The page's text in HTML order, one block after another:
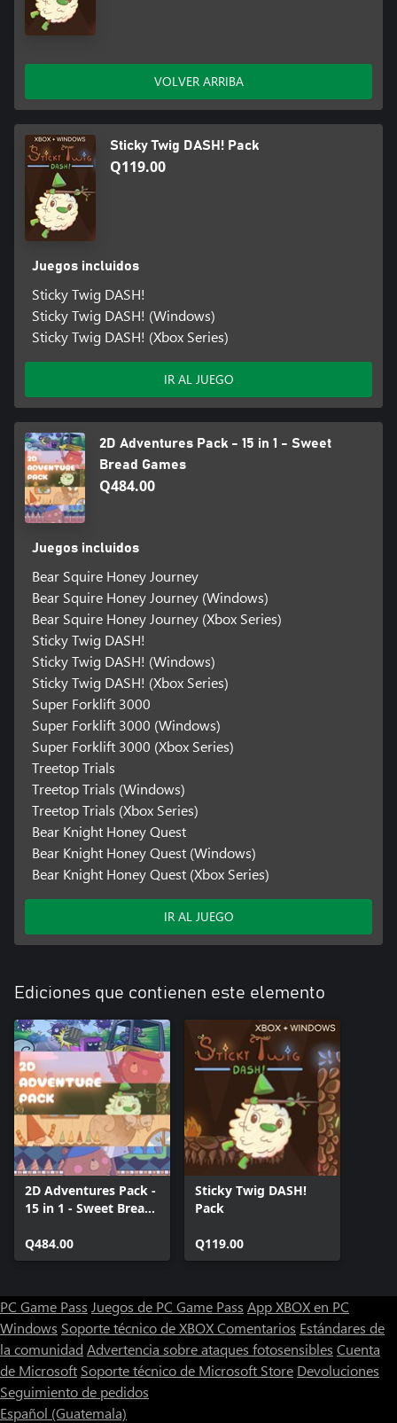
VOLVER ARRIBA
Sticky Twig DASH! Pack
Q119.00
Juegos incluidos
Sticky Twig DASH!
Sticky Twig DASH! (Windows)
Sticky Twig DASH! (Xbox Series)
IR AL JUEGO
2D Adventures Pack - 15 in 1 - Sweet
Bread Games
Q484.00
Juegos incluidos
Bear Squire Honey Journey
Bear Squire Honey Journey (Windows)
Bear Squire Honey Journey (Xbox Series)
Sticky Twig DASH!
Sticky Twig DASH! (Windows)
Sticky Twig DASH! (Xbox Series)
Super Forklift 3000
Super Forklift 3000 (Windows)
Super Forklift 3000 (Xbox Series)
Treetop Trials
Treetop Trials (Windows)
Treetop Trials (Xbox Series)
Bear Knight Honey Quest
Bear Knight Honey Quest (Windows)
Bear Knight Honey Quest (Xbox Series)
IR AL JUEGO
Ediciones que contienen este elemento
2D Adventures Pack -
15 in 1 - Sweet Bread
Q484.00
Sticky Twig DASH!
Pack
Q119.00
PC Game Pass Juegos de PC Game Pass App XBOX en PC
Windows Soporte técnico de XBOXComentarios Estándares de
la comunidad Advertencia sobre ataques fotosensibles Cuenta
de Microsoft Soporte técnico de Microsoft Store Devoluciones
Seguimiento de pedidos
Español (Guatemala)